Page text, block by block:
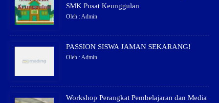
SMK Pusat Keunggulan
Oleh : Admin
PASSION SISWA JAMAN SEKARANG!
Oleh : Admin
Workshop Perangkat Pembelajaran dan Media